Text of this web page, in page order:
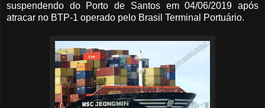
suspendendo do Porto de Santos em 04/06/2019 após
atracar no BTP-1 operado pelo Brasil Terminal Portuário.